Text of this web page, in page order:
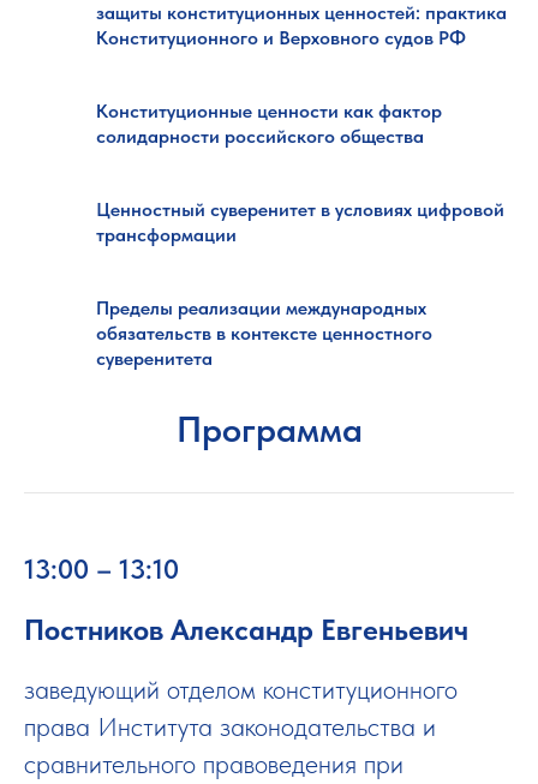
защиты конституционных ценностей: практика
Конституционного и Верховного судов РФ
Конституционные ценности как фактор
солидарности российского общества
Ценностный суверенитет в условиях цифровой
трансформации
Пределы реализации международных
обязательств в контексте ценностного
суверенитета
Программа
13:00 – 13:10
Постников Александр Евгеньевич
заведующий отделом конституционного
права Института законодательства и
сравнительного правоведения при